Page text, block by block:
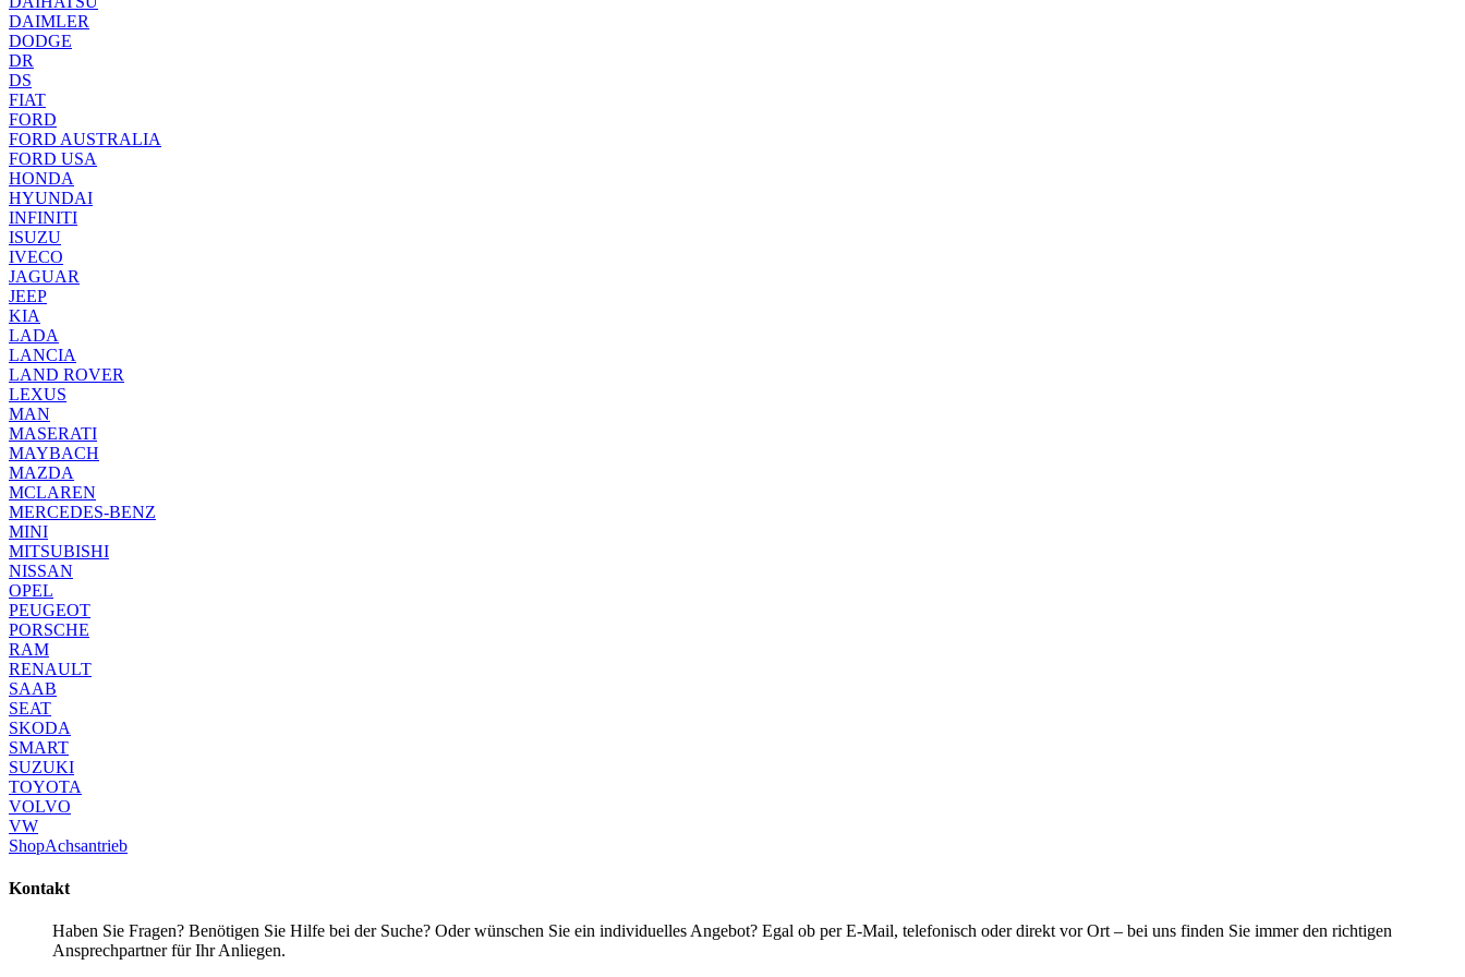
DAIMLER
DODGE
DR
DS
FIAT
FORD
FORD AUSTRALIA
FORD USA
HONDA
HYUNDAI
INFINITI
ISUZU
IVECO
JAGUAR
JEEP
KIA
LADA
LANCIA
LAND ROVER
LEXUS
MAN
MASERATI
MAYBACH
MAZDA
MCLAREN
MERCEDES-BENZ
MINI
MITSUBISHI
NISSAN
OPEL
PEUGEOT
PORSCHE
RAM
RENAULT
SAAB
SEAT
SKODA
SMART
SUZUKI
TOYOTA
VOLVO
VW
ShopAchsantrieb
Kontakt
Haben Sie Fragen? Benötigen Sie Hilfe bei der Suche? Oder wünschen Sie ein individuelles Angebot? Egal ob per E-Mail, telefonisch oder direkt vor Ort – bei uns finden Sie immer den richtigen
Ansprechpartner für Ihr Anliegen.